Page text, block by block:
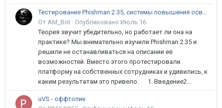
Тестирование Phishman 2.35, системы повышения осведомлённости пользователей в сфере ИБ
От AM_Bot · Опубликовано Июль 16
Теория звучит убедительно, но работает ли она на
практике? Мы внимательно изучили Phishman 2.35 и
решили не останавливаться на описании её
возможностей. Вместо этого протестировали
платформу на собственных сотрудниках и удивились, к
каким результатам это привело. 1. Введение2...
uVS - оффтопик